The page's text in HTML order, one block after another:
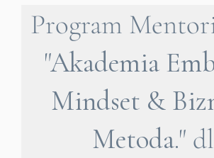
Program
"Akademia
Mindset &
Metoda."